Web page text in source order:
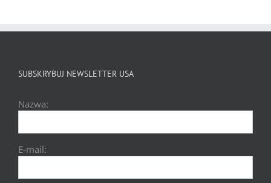
SUBSKRYBUJ NEWSLETTER USA
Nazwa:
E-mail: